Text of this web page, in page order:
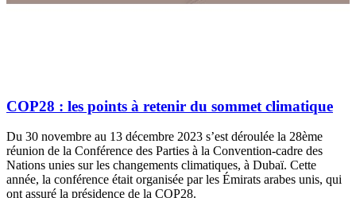
COP28 : les points à retenir du sommet climatique
Du 30 novembre au 13 décembre 2023 s’est déroulée la 28ème
réunion de la Conférence des Parties à la Convention-cadre des
Nations unies sur les changements climatiques, à Dubaï. Cette
année, la conférence était organisée par les Émirats arabes unis, qui
ont assuré la présidence de la COP28.